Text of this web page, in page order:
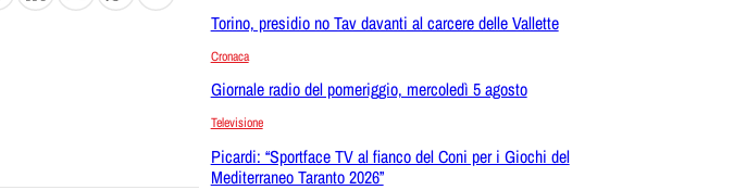
Torino, presidio no Tav davanti al carcere delle Vallette
Cronaca
Giornale radio del pomeriggio, mercoledì 5 agosto
Televisione
Picardi: “Sportface TV al fianco del Coni per i Giochi del
Mediterraneo Taranto 2026”